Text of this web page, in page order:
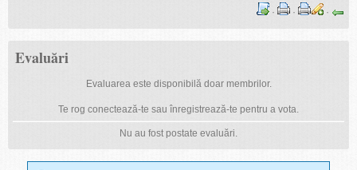
· · ·
Evaluări
Evaluarea este disponibilă doar membrilor.
Te rog conectează-te sau înregistrează-te pentru a vota.
Nu au fost postate evaluări.